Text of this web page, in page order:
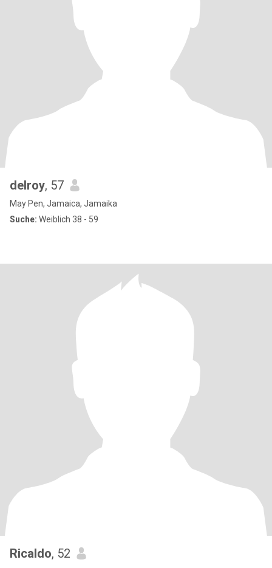
delroy, 57
May Pen, Jamaica, Jamaika
Suche: Weiblich 38 - 59
Ricaldo, 52